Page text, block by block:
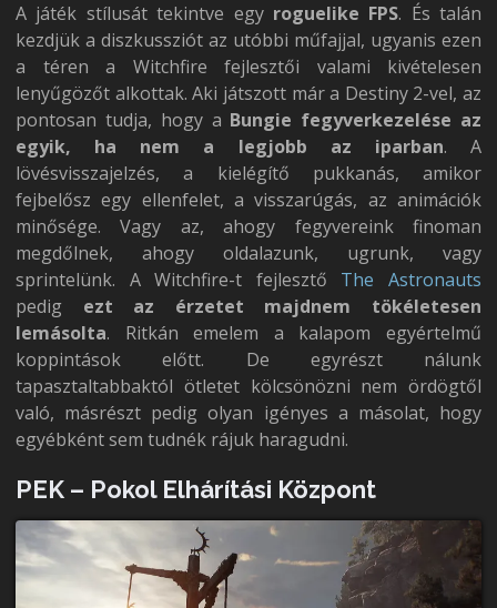
A játék stílusát tekintve egy roguelike FPS. És talán
kezdjük a diszkussziót az utóbbi műfajjal, ugyanis ezen
a téren a Witchfire fejlesztői valami kivételesen
lenyűgözőt alkottak. Aki játszott már a Destiny 2-vel, az
pontosan tudja, hogy a Bungie fegyverkezelése az
egyik, ha nem a legjobb az iparban. A
lövésvisszajelzés, a kielégítő pukkanás, amikor
fejbelősz egy ellenfelet, a visszarúgás, az animációk
minősége. Vagy az, ahogy fegyvereink finoman
megdőlnek, ahogy oldalazunk, ugrunk, vagy
sprintelünk. A Witchfire-t fejlesztő The Astronauts
pedig ezt az érzetet majdnem tökéletesen
lemásolta. Ritkán emelem a kalapom egyértelmű
koppintások előtt. De egyrészt nálunk
tapasztaltabbaktól ötletet kölcsönözni nem ördögtől
való, másrészt pedig olyan igényes a másolat, hogy
egyébként sem tudnék rájuk haragudni.
PEK – Pokol Elhárítási Központ